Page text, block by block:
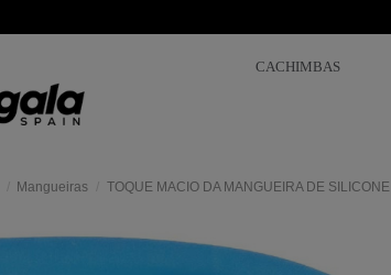
CACHIMBAS
Mangueiras TOQUE MACIO DA MANGUEIRA DE SILICONE